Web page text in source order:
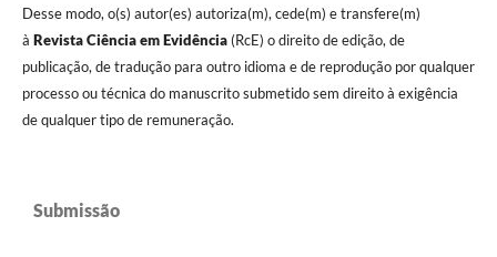
Desse modo, o(s) autor(es) autoriza(m), cede(m) e transfere(m)
à Revista Ciência em Evidência(RcE) o direito de edição, de
publicação, de tradução para outro idioma e de reprodução por qualquer
processo ou técnica do manuscrito submetido sem direito à exigência
de qualquer tipo de remuneração.
Submissão